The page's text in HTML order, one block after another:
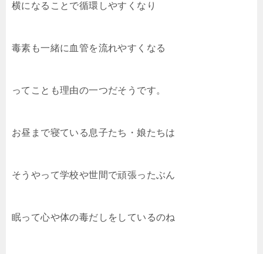
横になることで循環しやすくなり
毒素も一緒に血管を流れやすくなる
ってことも理由の一つだそうです。
お昼まで寝ている息子たち・娘たちは
そうやって学校や世間で頑張ったぶん
眠って心や体の毒だしをしているのね